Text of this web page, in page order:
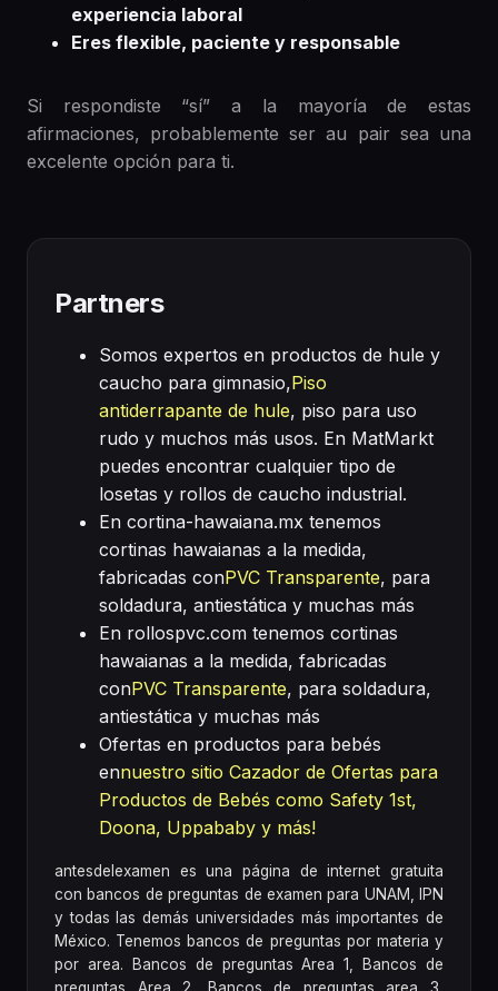
experiencia laboral
Eres flexible, paciente y responsable
Si respondiste “sí” a la mayoría de estas
afirmaciones, probablemente ser au pair sea una
excelente opción para ti.
Partners
Somos expertos en productos de hule y
caucho para gimnasio,Piso
antiderrapante de hule, piso para uso
rudo y muchos más usos. En MatMarkt
puedes encontrar cualquier tipo de
losetas y rollos de caucho industrial.
En cortina-hawaiana.mx tenemos
cortinas hawaianas a la medida,
fabricadas conPVC Transparente, para
soldadura, antiestática y muchas más
En rollospvc.com tenemos cortinas
hawaianas a la medida, fabricadas
conPVC Transparente, para soldadura,
antiestática y muchas más
Ofertas en productos para bebés
ennuestro sitio Cazador de Ofertas para
Productos de Bebés como Safety 1st,
Doona, Uppababy y más!
antesdelexamen es una página de internet gratuita
con bancos de preguntas de examen para UNAM, IPN
y todas las demás universidades más importantes de
México. Tenemos bancos de preguntas por materia y
por area. Bancos de preguntas Area 1, Bancos de